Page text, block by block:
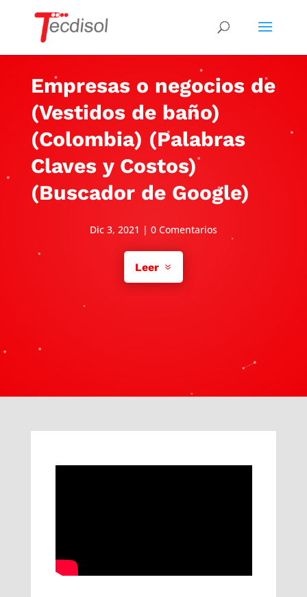
Empresas o negocios de
(Vestidos de baño)
(Colombia) (Palabras
Claves y Costos)
(Buscador de Google)
Dic 3, 2021 | 0 Comentarios
Leer